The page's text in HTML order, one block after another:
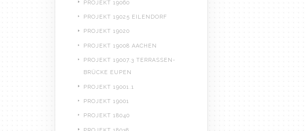
PROJEKT 19060
PROJEKT 19025 EILENDORF
PROJEKT 19020
PROJEKT 19008 AACHEN
PROJEKT 19007.3 TERRASSEN-
BRÜCKE EUPEN
PROJEKT 19001.1
PROJEKT 19001
PROJEKT 18040